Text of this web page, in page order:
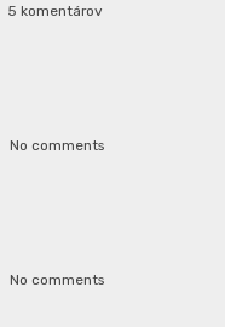
5 komentárov
No comments
No comments